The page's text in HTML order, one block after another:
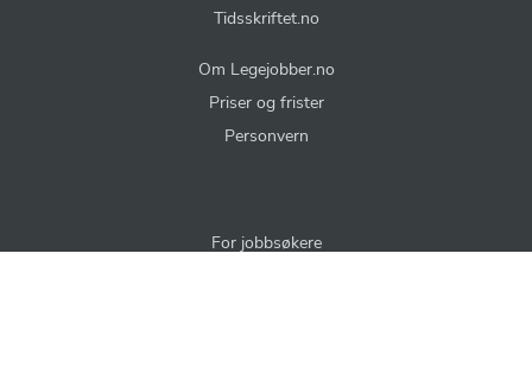
Tidsskriftet.no
Om Legejobber.no
Priser og frister
Personvern
For jobbsøkere